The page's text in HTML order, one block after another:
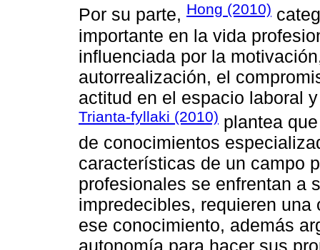
Por su parte, Hong (2010)
importante en la vida
influenciada por la
autorrealización, el
actitud en el espacio laboral
Trianta-fyllaki (2010) plantea
de conocimientos
características de un campo
profesionales se enfrentan a
impredecibles, requieren
ese conocimiento, además
autonomía para hacer sus